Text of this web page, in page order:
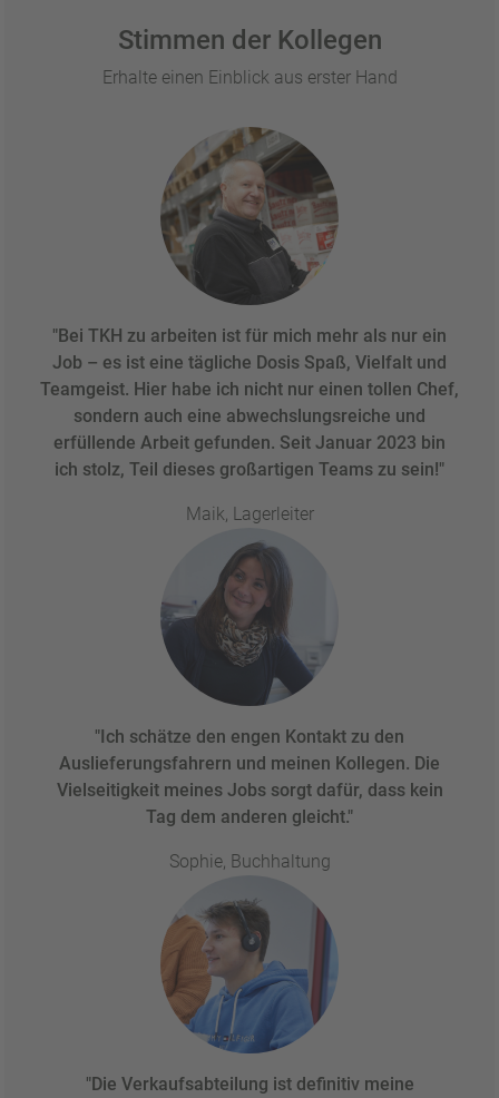
Stimmen der Kollegen
Erhalte einen Einblick aus erster Hand
"Bei TKH zu arbeiten ist für mich mehr als nur ein
Job – es ist eine tägliche Dosis Spaß, Vielfalt und
Teamgeist. Hier habe ich nicht nur einen tollen Chef,
sondern auch eine abwechslungsreiche und
erfüllende Arbeit gefunden. Seit Januar 2023 bin
ich stolz, Teil dieses großartigen Teams zu sein!"
Maik, Lagerleiter
"Ich schätze den engen Kontakt zu den
Auslieferungsfahrern und meinen Kollegen. Die
Vielseitigkeit meines Jobs sorgt dafür, dass kein
Tag dem anderen gleicht."
Sophie, Buchhaltung
"Die Verkaufsabteilung ist definitiv meine